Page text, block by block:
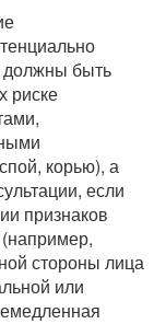
должны быть
риске
корью), а
если
признаков
стороны лица
или